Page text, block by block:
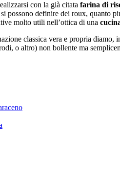
con la già citata farina di
possono definire dei roux, quanto
molto utili nell’ottica di una
classica vera e propria
o altro) non bollente ma